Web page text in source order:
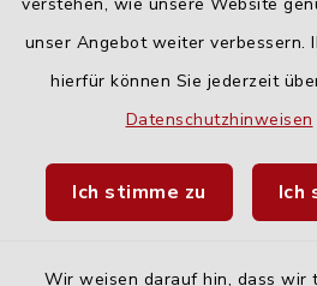
unser Angebot weiter verbessern.
hierfür können Sie jederzeit
Datenschutzhinweisen
Ich stimme zu Ich
Wir weisen darauf hin, dass wir
Quicklinks
Fahrplanauskunft DING